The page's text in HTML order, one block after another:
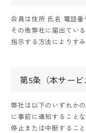
会員は住所 氏名 電話番
その他弊社に届出てい
指示する方法によりす
第5条（本サービ
弊社は以下のいずれか
に事前に通知すること
停止または中断するこ